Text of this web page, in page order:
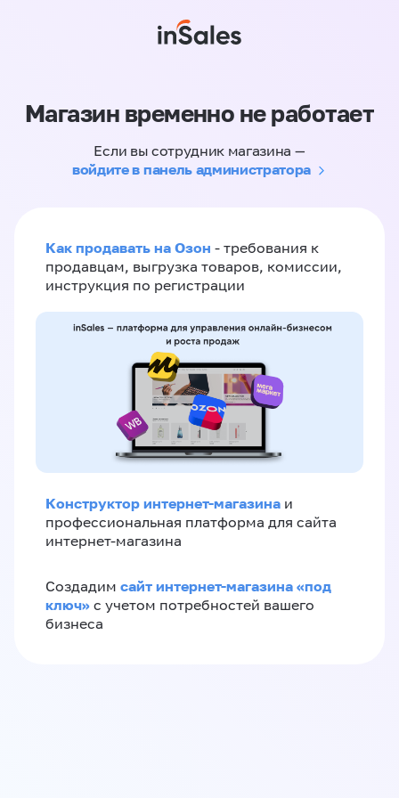
Магазин временно не работает
Если вы сотрудник магазина —
войдите в панель администратора
Как продавать на Озон - требования к
продавцам, выгрузка товаров, комиссии,
инструкция по регистрации
Конструктор интернет-магазина и
профессиональная платформа для сайта
интернет-магазина
Создадим сайт интернет-магазина «под
ключ» с учетом потребностей вашего
бизнеса